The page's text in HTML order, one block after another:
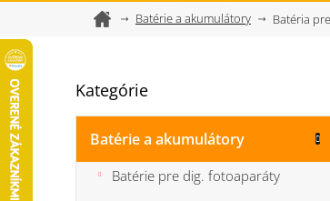
DomovBatérie a akumulátory Batéria
o
č
Preskočiť
Kategórie
Batérie a akumulátory
Batérie pre dig. fotoaparáty